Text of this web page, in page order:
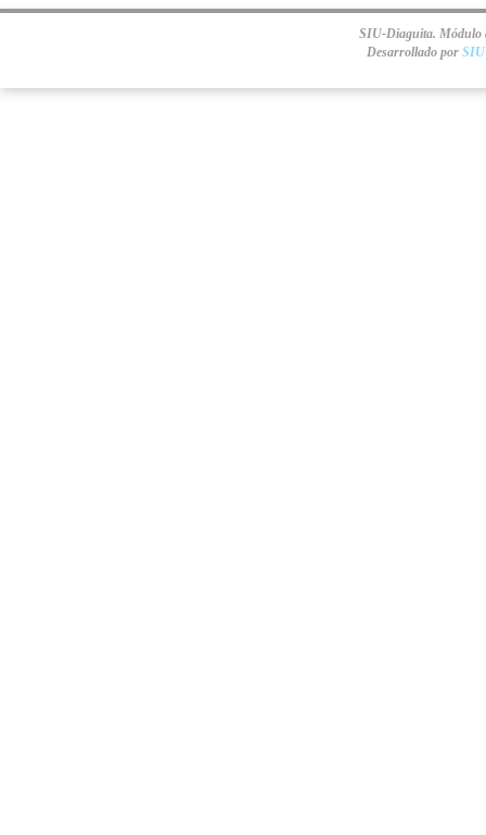
SIU-Diaguita. Módulo
Desarrollado por SIU